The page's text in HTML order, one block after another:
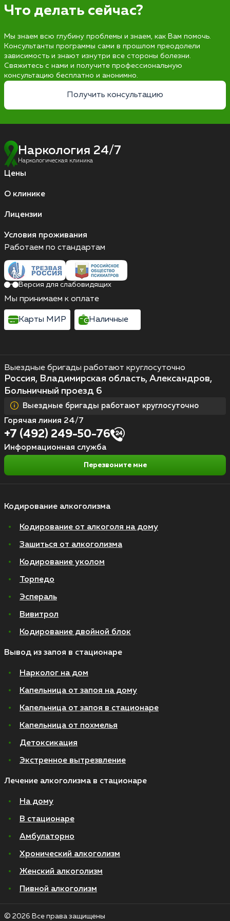
Что делать сейчас?
Мы знаем всю глубину проблемы и знаем, как Вам помочь.
Консультанты программы сами в прошлом преодолели
зависимость и знают изнутри все стороны болезни.
Свяжитесь с нами и получите профессиональную
консультацию бесплатно и анонимно.
Получить консультацию
Наркология 24/7
Наркологическая клиника
Цены
О клинике
Лицензии
Условия проживания
Кодирование алкоголизма
Кодирование от алкоголя на дому
Зашиться от алкоголизма
Кодирование уколом
Торпедо
Эспераль
Вивитрол
Кодирование двойной блок
Вывод из запоя в стационаре
Нарколог на дом
Капельница от запоя на дому
Капельница от запоя в стационаре
Капельница от похмелья
Детоксикация
Экстренное вытрезвление
Лечение алкоголизма в стационаре
На дому
В стационаре
Амбулаторно
Хронический алкоголизм
Женский алкоголизм
Пивной алкоголизм
Выездные бригады работают круглосуточно
Россия, Владимирская область, Александров,
Больничный проезд 6
Выездные бригады работают круглосуточно
Горячая линия 24/7
+7 (492) 249-50-76
Информационная служба
Перезвоните мне
Работаем по стандартам
Версия для слабовидящих
Мы принимаем к оплате
Карты МИР Наличные
© 2026 Все права защищены